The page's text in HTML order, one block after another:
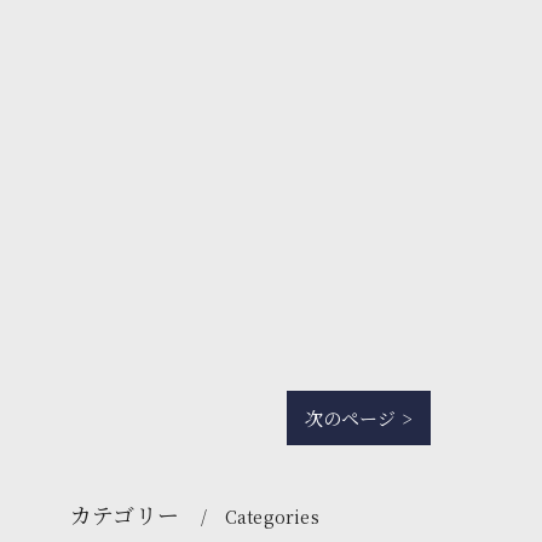
次のページ >
カテゴリー Categories